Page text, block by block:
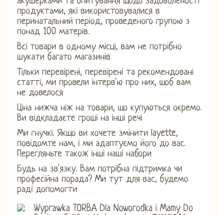
продуктами, які використовувалися в
перинатальний період, проведеного групою з
понад 100 матерів.
Всі товари в одному місці, вам не потрібно
шукати багато магазинів
Тільки перевірені, перевірені та рекомендовані
статті, ми провели інтерв'ю про них, щоб вам
не довелося
Ціна нижча ніж на товари, що купуються окремо.
Ви відкладаєте гроші на інші речі
Ми гнучкі. Якщо ви хочете змінити layette,
повідомте нам, і ми адаптуємо його до вас.
Перегляньте також інші наші набори
Будь на зв'язку. Вам потрібна підтримка чи
професійна порада? Ми тут для вас, будемо
раді допомогти